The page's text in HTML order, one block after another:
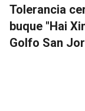
Tolerancia
buque "Hai
Golfo San